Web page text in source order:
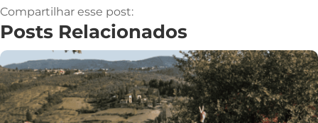
Compartilhar esse post:
Posts Relacionados